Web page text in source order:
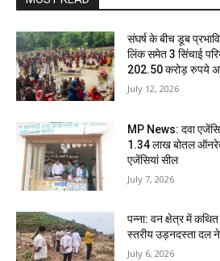
संघर्ष के बीच डूब
लिंक समेत 3 सिंचाई
202.50 करोड़ रुपये
July 12, 2026
MP News: दवा
1.34 लाख बोतल
एजेंसियां सील
July 7, 2026
पन्ना: वन क्षेत्र में
स्तरीय उड़नदस्ता दल ने
July 6, 2026